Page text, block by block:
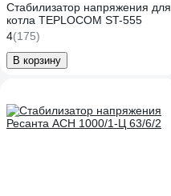
Стабилизатор напряжения для
котла TEPLOCOM ST-555
4(175)
В корзину